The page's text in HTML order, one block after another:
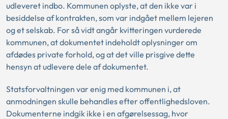
udleveret indbo. Kommunen oplyste, at den ikke var i
besiddelse af kontrakten, som var indgået mellem lejeren
og et selskab. For så vidt angår kvitteringen vurderede
kommunen, at dokumentet indeholdt oplysninger om
afdødes private forhold, og at det ville prisgive dette
hensyn at udlevere dele af dokumentet.
Statsforvaltningen var enig med kommunen i, at
anmodningen skulle behandles efter offentlighedsloven.
Dokumenterne indgik ikke i en afgørelsessag, hvor